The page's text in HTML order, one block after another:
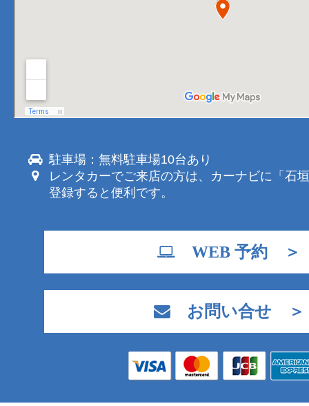
駐車場：無料駐車場10台あり
レンタカーでご来店の方は、カーナビに「石
登録すると便利です。
WEB 予約 ＞
お問い合せ ＞